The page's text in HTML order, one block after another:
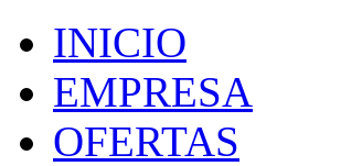
INICIO
EMPRESA
OFERTAS